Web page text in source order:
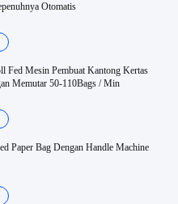
Otomatis
Fed Mesin Pembuat Kantong Kertas
Memutar 50-110Bags / Min
Paper Bag Dengan Handle Machine